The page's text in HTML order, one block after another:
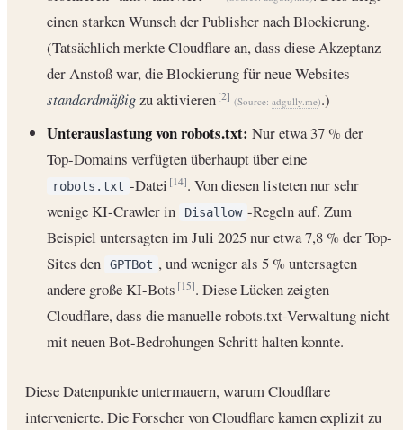
einen starken Wunsch der Publisher nach Blockierung.
(Tatsächlich merkte Cloudflare an, dass diese Akzeptanz
der Anstoß war, die Blockierung für neue Websites
standardmäßigzu aktivieren[2] (Source: adgully.me).)
Unterauslastung von robots.txt: Nur etwa 37 % der
Top-Domains verfügten überhaupt über eine
robots.txt -Datei[14]. Von diesen listeten nur sehr
wenige KI-Crawler in
Disallow -Regeln auf. Zum
Beispiel untersagten im Juli 2025 nur etwa 7,8 % der Top-
Sites den
GPTBot , und weniger als 5 % untersagten
andere große KI-Bots[15]. Diese Lücken zeigten
Cloudflare, dass die manuelle robots.txt-Verwaltung nicht
mit neuen Bot-Bedrohungen Schritt halten konnte.
Diese Datenpunkte untermauern, warum Cloudflare
intervenierte. Die Forscher von Cloudflare kamen explizit zu